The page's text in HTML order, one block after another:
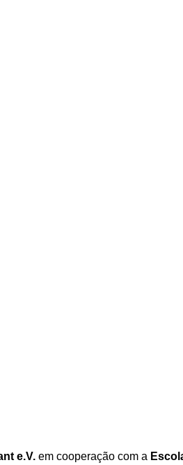
e.V. em cooperação com a